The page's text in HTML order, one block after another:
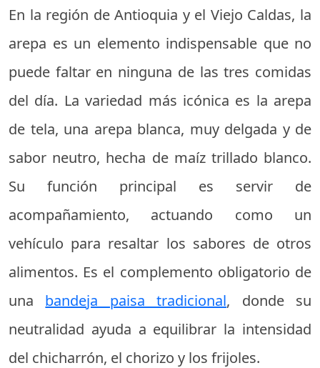
En la región de Antioquia y el Viejo Caldas, la
arepa es un elemento indispensable que no
puede faltar en ninguna de las tres comidas
del día. La variedad más icónica es la arepa
de tela, una arepa blanca, muy delgada y de
sabor neutro, hecha de maíz trillado blanco.
Su función principal es servir de
acompañamiento, actuando como un
vehículo para resaltar los sabores de otros
alimentos. Es el complemento obligatorio de
una bandeja paisa tradicional, donde su
neutralidad ayuda a equilibrar la intensidad
del chicharrón, el chorizo y los frijoles.